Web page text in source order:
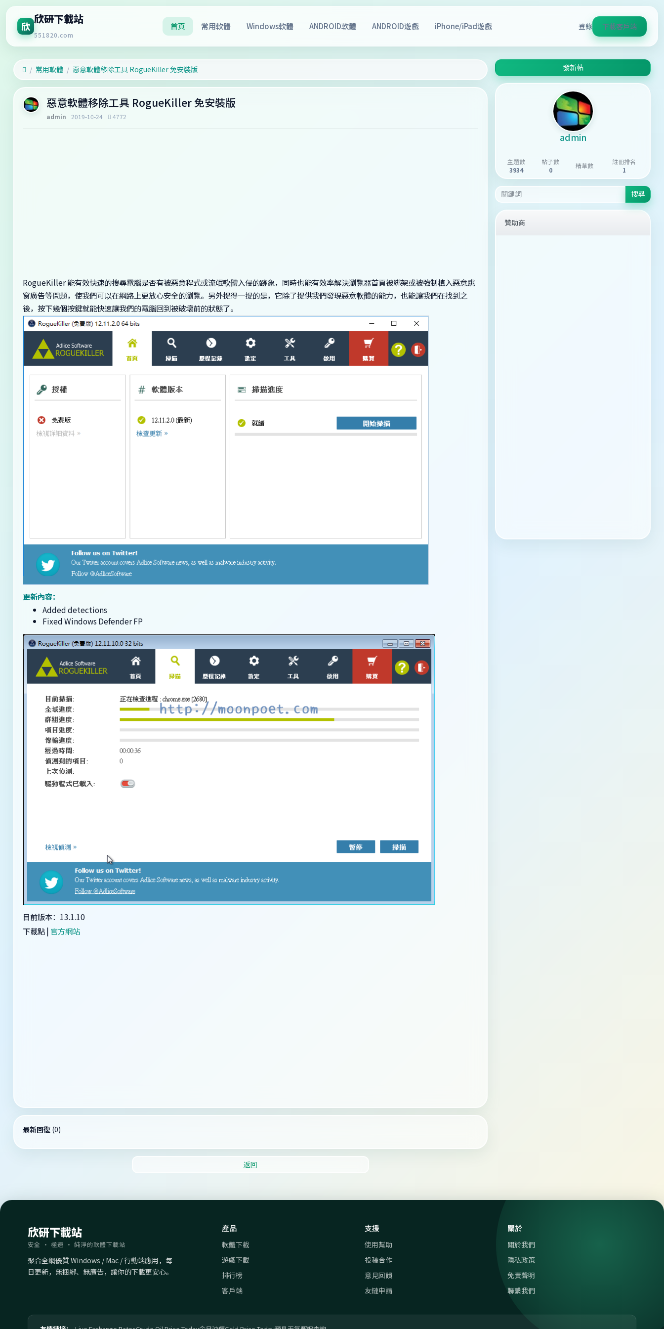
欣
欣研下載站
551820.com
首頁 常用軟體 Windows軟體 ANDROID軟體 ANDROID遊戲 iPhone/iPad遊戲 登錄 下載客戶端
常用軟體 惡意軟體移除工具 RogueKiller 免安裝版
惡意軟體移除工具 RogueKiller 免安裝版
admin 2019-10-24 4772
RogueKiller 能有效快速的搜尋電腦是否有被惡意程式或流氓軟體入侵的跡象，同時也能有效率解決瀏覽器首頁被綁架或被強制植入惡意跳
窗廣告等問題，使我們可以在網路上更放心安全的瀏覽。另外提得一提的是，它除了提供我們發現惡意軟體的能力，也能讓我們在找到之
後，按下幾個按鍵就能快速讓我們的電腦回到被破壞前的狀態了。
更新內容：
Added detections
Fixed Windows Defender FP
目前版本：13.1.10
下載點 | 官方網站
最新回復 (0)
返回
發新帖
admin
主題數
3934
帖子數
0
精華數
註冊排名
1
搜尋
贊助商
欣研下載站
安全 · 極速 · 純淨的軟體下載站
聚合全網優質 Windows / Mac / 行動端應用，每
日更新，無捆綁、無廣告，讓你的下載更安心。
產品
軟體下載
遊戲下載
排行榜
客戶端
支援
使用幫助
投稿合作
意見回饋
友鏈申請
關於
關於我們
隱私政策
免責聲明
聯繫我們